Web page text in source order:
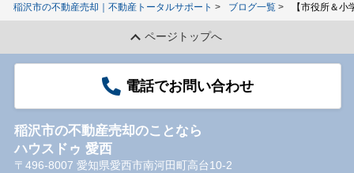
稲沢市の不動産売却｜不動産トータルサポート ブログ一覧 【市役所＆
ページトップへ
電話でお問い合わせ
稲沢市の不動産売却のことなら
ハウスドゥ 愛西
〒496-8007 愛知県愛西市南河田町高台10-2